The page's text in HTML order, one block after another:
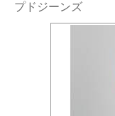
プドジーンズ